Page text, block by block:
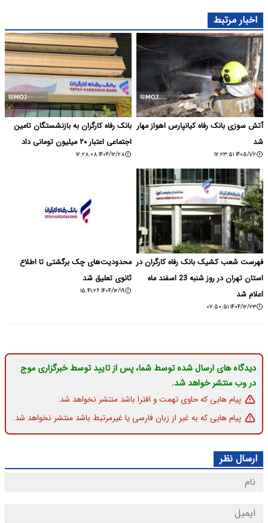
اخبار مرتبط
آتش سوزی بانک رفاه کیانپارس اهواز مهار
شد
۱۴۰۵/۱/۲ ۱۷:۲۳:۵۱
بانک رفاه کارگران به بازنشستگان تامین
اجتماعی اعتبار ۲۰ میلیون تومانی داد
۱۴۰۴/۱۲/۲۸ ۱۲:۲۸:۰۸
فهرست شعب کشیک بانک رفاه کارگران در
استان تهران در روز شنبه 23 اسفند ماه
اعلام شد
۱۴۰۴/۱۲/۲۳ ۰۷:۵۰:۵۱
محدودیت‌های چک برگشتی تا اطلاع
ثانوی تعلیق شد
۱۴۰۴/۱۲/۱۹ ۱۵:۴۱:۲۶
دیدگاه های ارسال شده توسط شما، پس از تایید توسط خبرگزاری موج
در وب منتشر خواهد شد.
پیام هایی که حاوی تهمت و افترا باشد منتشر نخواهد شد.
پیام هایی که به غیر از زبان فارسی یا غیرمرتبط باشد منتشر نخواهد شد.
ارسال نظر